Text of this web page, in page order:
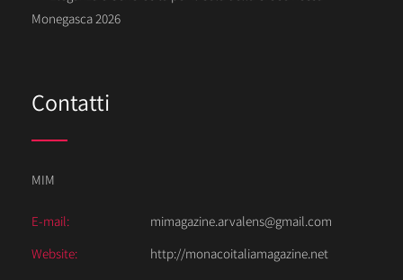
Monegasca 2026
Contatti
MIM
E-mail:
mimagazine.arvalens@gmail.com
Website:
http://monacoitaliamagazine.net